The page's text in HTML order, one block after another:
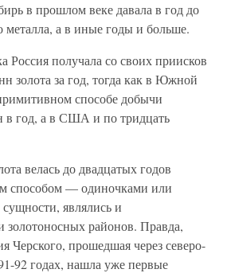
в прошлом веке давала в год до
металла, а в иные годы и больше.
Россия получала со своих приисков
золота за год, тогда как в Южной
способе добычи
в год, а в США и по тридцать
велась до двадцатых годов
способом — одиночками или
являлись и
золотоносных районов. Правда,
Черского, прошедшая через северо-
92 годах, нашла уже первые